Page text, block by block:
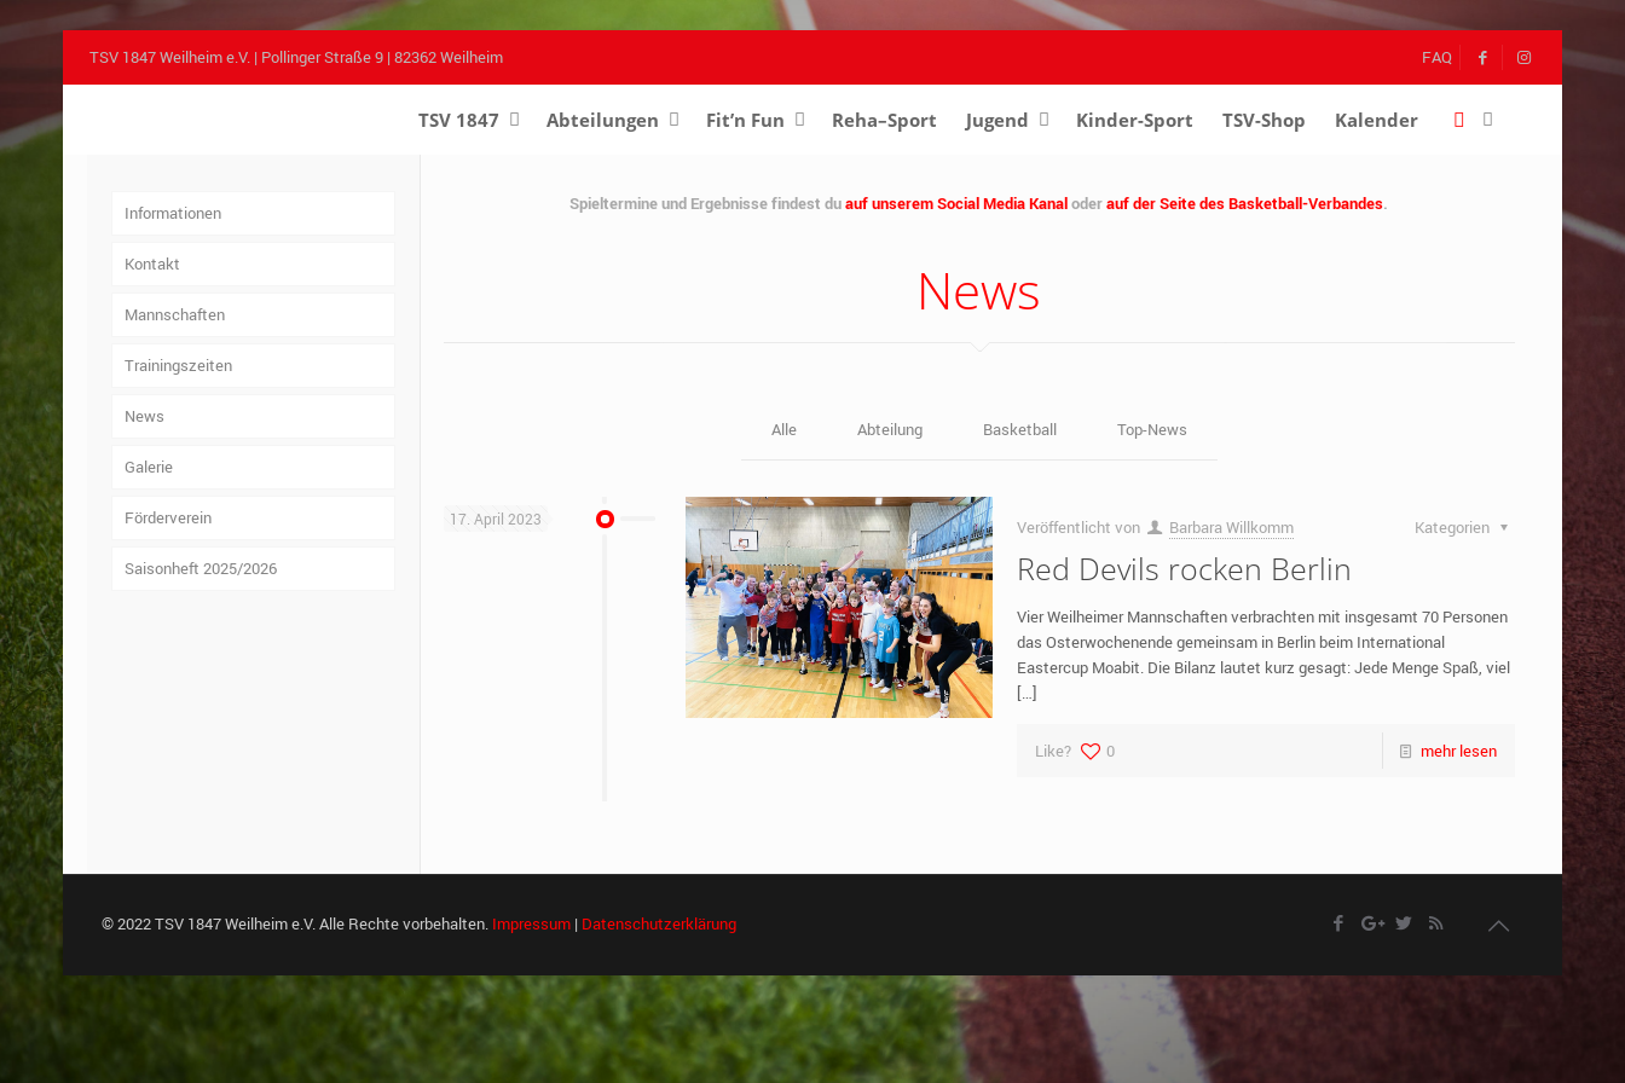
TSV 1847 Weilheim e.V. | Pollinger Straße 9 | 82362 Weilheim FAQ
TSV 1847 Abteilungen Fit’n Fun Reha–Sport Jugend Kinder-Sport TSV-Shop Kalender–
Spieltermine und Ergebnisse findest duauf unserem Social Media Kanaloderauf der Seite des Basketball-Verbandes.
News
Alle Abteilung Basketball Top-News
17. April 2023 Veröffentlicht von Barbara Willkomm Kategorien
Red Devils rocken Berlin
Vier Weilheimer Mannschaften verbrachten mit insgesamt 70 Personen
das Osterwochenende gemeinsam in Berlin beim International
Eastercup Moabit. Die Bilanz lautet kurz gesagt: Jede Menge Spaß, viel
[…]
Like? 0 mehr lesen
Informationen
Kontakt
Mannschaften
Trainingszeiten
News
Galerie
Förderverein
Saisonheft 2025/2026
© 2022 TSV 1847 Weilheim e.V. Alle Rechte vorbehalten. Impressum | Datenschutzerklärung